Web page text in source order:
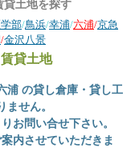
貸土地を探す
部/鳥浜/幸浦/六浦/京急
/金沢八景
貸土地
浦 の貸し倉庫・貸し工
せん。
お問い合せ下さい。
内させていただきま